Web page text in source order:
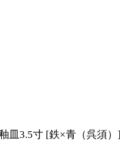
皿3.5寸 [鉄×青（呉須） ]